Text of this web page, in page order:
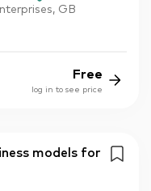
GB
Free
log in to see price
models for